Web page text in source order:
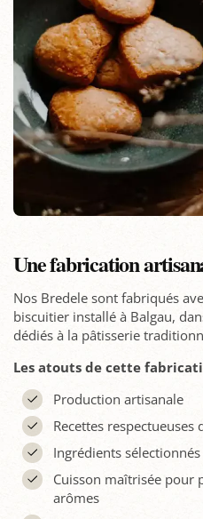
Une fabrication
Nos Bredele sont fabriqués
biscuitier installé à Balgau,
dédiés à la pâtisserie
Les atouts de cette
Production artisanale
Recettes
Ingrédients
Cuisson maîtrisée pour
arômes